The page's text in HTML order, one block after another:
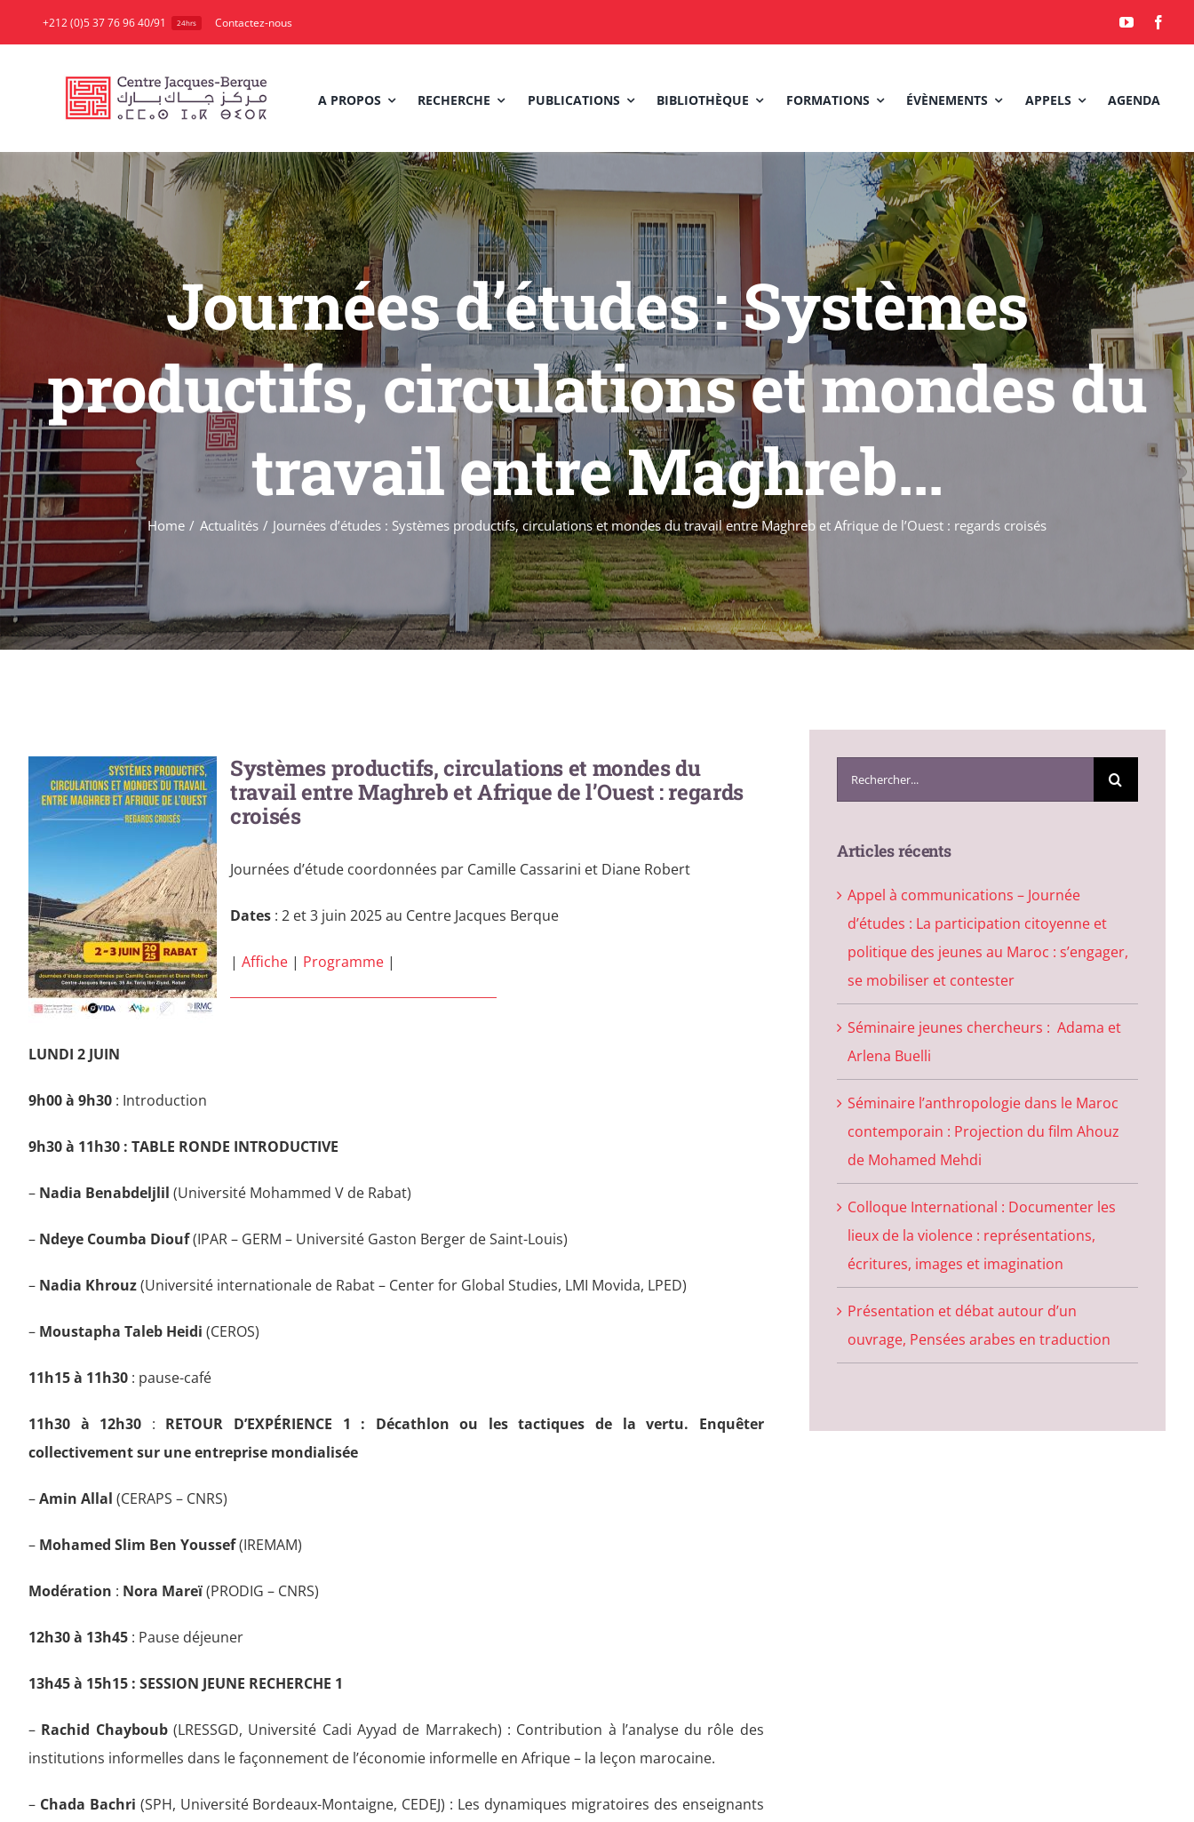
to
+212 (0)5 37 76 96 40/91 24hrs Contactez-nous
A PROPOS RECHERCHE PUBLICATIONS BIBLIOTHÈQUE FORMATIONS ÉVÈNEMENTS APPELS AGENDA
Journées d’études : Systèmes
productifs, circulations et mondes du
travail entre Maghreb...
Home Actualités Journées d’études : Systèmes productifs, circulations et mondes du travail entre Maghreb et Afrique de l’Ouest : regards croisés
Systèmes productifs, circulations et mondes du
travail entre Maghreb et Afrique de l’Ouest : regards
croisés
Journées d’étude coordonnées par Camille Cassarini et Diane Robert
Dates: 2 et 3 juin 2025 au Centre Jacques Berque
| Affiche| Programme|
LUNDI 2 JUIN
9h00 à 9h30: Introduction
9h30 à 11h30 : TABLE RONDE INTRODUCTIVE
– Nadia Benabdeljlil (Université Mohammed V de Rabat)
– Ndeye Coumba Diouf(IPAR – GERM – Université Gaston Berger de Saint-Louis)
– Nadia Khrouz(Université internationale de Rabat – Center for Global Studies, LMI Movida, LPED)
– Moustapha Taleb Heidi (CEROS)
11h15 à 11h30 : pause-café
11h30 à 12h30 : RETOUR D’EXPÉRIENCE 1 : Décathlon ou les tactiques de la vertu. Enquêter
collectivement sur une entreprise mondialisée
–Amin Allal (CERAPS – CNRS)
– Mohamed Slim Ben Youssef(IREMAM)
Modération : Nora Mareï(PRODIG – CNRS)
12h30 à 13h45: Pause déjeuner
13h45 à 15h15 : SESSION JEUNE RECHERCHE 1
– Rachid Chayboub(LRESSGD, Université Cadi Ayyad de Marrakech) : Contribution à l’analyse du rôle des
institutions informelles dans le façonnement de l’économie informelle en Afrique – la leçon marocaine.
– Chada Bachri (SPH, Université Bordeaux-Montaigne, CEDEJ) : Les dynamiques migratoires des enseignants
Search
for:
Articles récents
Appel à communications – Journée
d’études : La participation citoyenne et
politique des jeunes au Maroc : s’engager,
se mobiliser et contester
Séminaire jeunes chercheurs : Adama et
Arlena Buelli
Séminaire l’anthropologie dans le Maroc
contemporain : Projection du film Ahouz
de Mohamed Mehdi
Colloque International : Documenter les
lieux de la violence : représentations,
écritures, images et imagination
Présentation et débat autour d’un
ouvrage, Pensées arabes en traduction